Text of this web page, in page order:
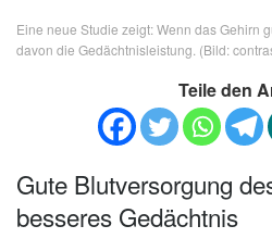
Eine neue Studie zeigt: Wenn das Gehirn
davon die Gedächtnisleistung. (Bild:
Teile den
Gute Blutversorgung
besseres Gedächtnis